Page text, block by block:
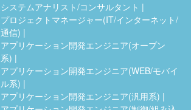
システムアナリスト/コンサルタント
プロジェクトマネージャー(IT/インターネット/
通信)
アプリケーション開発エンジニア(オープン
系)
アプリケーション開発エンジニア(WEB/モバイ
ル系)
アプリケーション開発エンジニア(汎用系)